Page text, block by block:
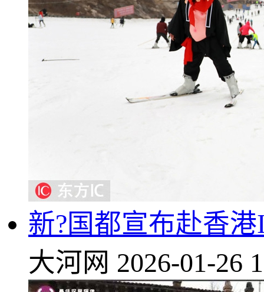
新?国都宣布赴香
大河网 2026-01-26